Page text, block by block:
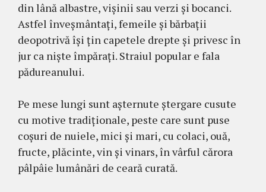
din lână albastre, vişinii sau verzi şi bocanci.
Astfel înveşmântaţi, femeile şi bărbaţii
deopotrivă îşi ţin capetele drepte şi privesc în
jur ca nişte împăraţi. Straiul popular e fala
pădureanului.
Pe mese lungi sunt aşternute ştergare cusute
cu motive tradiţionale, peste care sunt puse
coşuri de nuiele, mici şi mari, cu colaci, ouă,
fructe, plăcinte, vin şi vinars, în vârful cărora
pâlpâie lumânări de ceară curată.